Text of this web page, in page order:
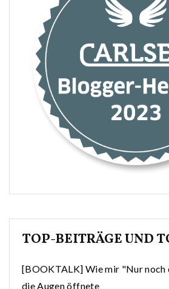
TOP-BEITRÄGE UND
[BOOKTALK] Wie mir "Nur noch
die Augen öffnete